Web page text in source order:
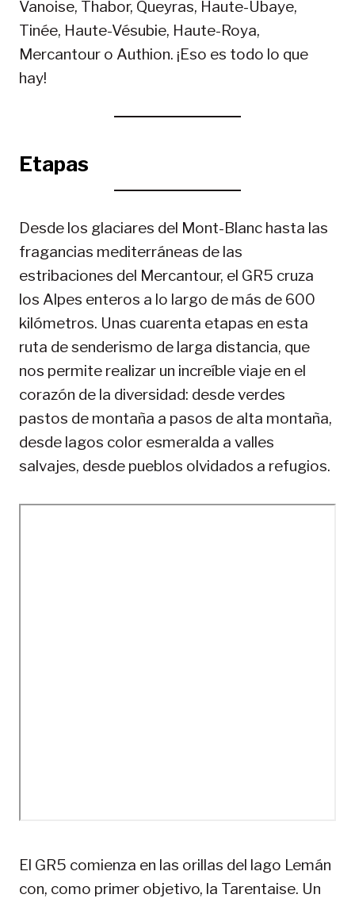
Vanoise, Thabor, Queyras, Haute-Ubaye,
Tinée, Haute-Vésubie, Haute-Roya,
Mercantour o Authion. ¡Eso es todo lo que
hay!
Etapas
Desde los glaciares del Mont-Blanc hasta las
fragancias mediterráneas de las
estribaciones del Mercantour, el GR5 cruza
los Alpes enteros a lo largo de más de 600
kilómetros. Unas cuarenta etapas en esta
ruta de senderismo de larga distancia, que
nos permite realizar un increíble viaje en el
corazón de la diversidad: desde verdes
pastos de montaña a pasos de alta montaña,
desde lagos color esmeralda a valles
salvajes, desde pueblos olvidados a refugios.
El GR5 comienza en las orillas del lago Lemán
con, como primer objetivo, la Tarentaise. Un